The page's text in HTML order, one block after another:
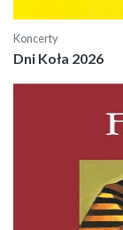
Koncerty
Dni Koła 2026